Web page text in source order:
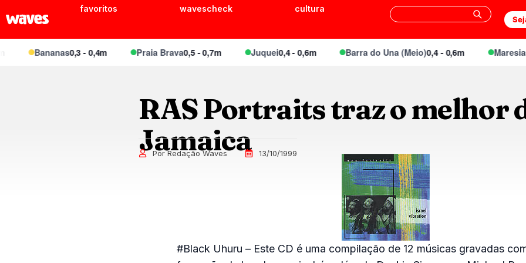
favoritos wavescheck cultura
Bananas0,3 - 0,4m Praia Brava0,5 - 0,7m Juquei0,4 - 0,6m Barra do Una (Meio)0,4 - 0,6m Maresias
RAS Portraits traz o melhor
Jamaica
Por Redação Waves 13/10/1999
#Black Uhuru – Este CD é uma compilação de 12 músicas gravadas